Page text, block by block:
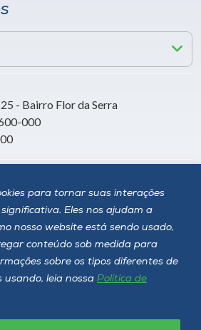
para tornar suas interações
Eles nos ajudam a
nosso website está sendo usado,
conteúdo sob medida para
sobre os tipos diferentes de
usando, leia nossa Política de
- Bairro Flor da Serra
000